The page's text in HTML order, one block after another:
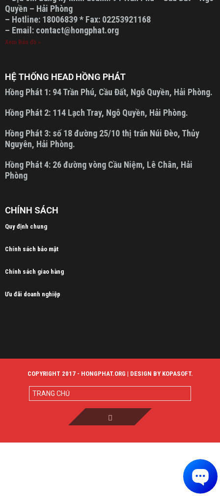
Quyền – Hải Phòng
– Hotline: 18006839 * Fax: 02253921168
– Email: contact@hongphat.org
Xem Bản đồ »
HỆ THỐNG HEAD HỒNG PHÁT
Hồng Phát 1: 94 Trần Phú, Cầu Đất, Ngô Quyền, Hải Phòng.
Hồng Phát 2: 114 Lạch Tray, Ngô Quyền, Hải Phòng.
Hồng Phát 3: số 18 đường 25/10 thị trấn Núi Đèo, Thủy
Nguyên, Hải Phòng.
Hồng Phát 4: 26 đường vòng Cầu Niệm, Lê Chân, Hải
Phòng
CHÍNH SÁCH
Quy định chung
Chính sách bảo mật
Chính sách giao hàng
Ưu đãi doanh nghiệp
COPYRIGHT 2017 - HONGPHAT.ORG | DESIGN BY KOPASOFT.